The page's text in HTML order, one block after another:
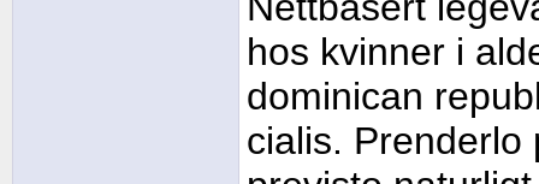
hos kvinner i
dominican
cialis. Prenderlo